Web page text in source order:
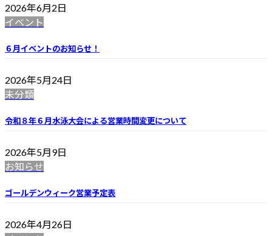
2026年6月2日
イベント
６月イベントのお知らせ！
2026年5月24日
未分類
令和８年６月水泳大会による営業時間変更について
2026年5月9日
お知らせ
ゴールデンウィーク営業予定表
2026年4月26日